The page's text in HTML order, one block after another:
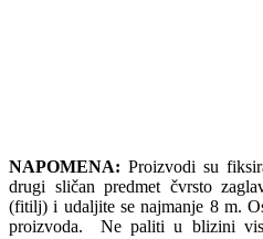
NAPOMENA: Proizvodi su
drugi sličan predmet čvrsto
(fitilj) i udaljite se najmanje 8 m.
proizvoda. Ne paliti u blizini